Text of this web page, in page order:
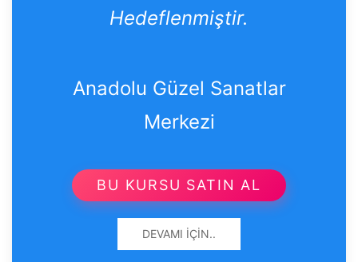
Hedeflenmiştir.
Anadolu Güzel Sanatlar
Merkezi
BU KURSU SATIN AL
DEVAMI İÇIN..